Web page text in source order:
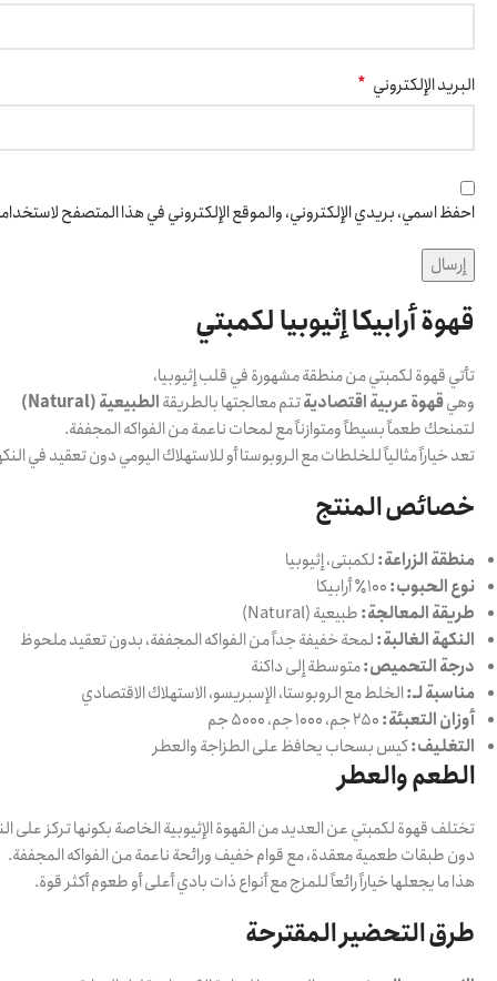
البريد الإلكتروني *
احفظ اسمي، بريدي الإلكتروني، والموقع الإلكتروني في هذا المتصفح
قهوة أرابيكا إثيوبيا لكمبتي
تأتي قهوة لكمبتي من منطقة مشهورة في قلب إثيوبيا،
وهيقهوة عربية اقتصاديةتتم معالجتها بالطريقةالطبيعية (Natural)
لتمنحك طعماً بسيطاً ومتوازناً مع لمحات ناعمة من الفواكه المجففة.
تعد خياراً مثالياً للخلطات مع الروبوستا أو للاستهلاك اليومي دون تعقيد في
خصائص المنتج
منطقة الزراعة:لکمبتی، إثيوبيا
نوع الحبوب:
طريقة المعالجة:طبيعية (Natural)
النكهة الغالبة:لمحة خفيفة جداً من الفواكه المجففة، بدون تعقيد ملحوظ
درجة التحميص:متوسطة إلى داكنة
مناسبة لـ:الخلط مع الروبوستا، الإسبريسو، الاستهلاك الاقتصادي
أوزان التعبئة:
التغليف:كيس بسحاب يحافظ على الطزاجة والعطر
الطعم والعطر
تختلف قهوة لكمبتي عن العديد من القهوة الإثيوبية الخاصة بكونها تركز على
دون طبقات طعمية معقدة، مع قوام خفيف ورائحة ناعمة من الفواكه المجففة.
هذا ما يجعلها خياراً رائعاً للمزج مع أنواع ذات بادي أعلى أو طعوم أكثر قوة.
طرق التحضير المقترحة